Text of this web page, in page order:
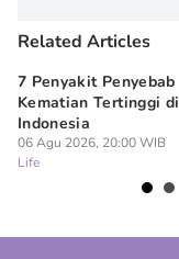
Related Articles
7 Penyakit Penyebab
Kematian Tertinggi di
Indonesia
06 Agu 2026, 20:00 WIB
Life